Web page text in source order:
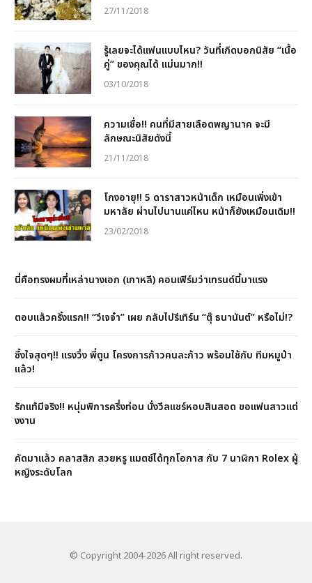
27/11/2018
รู้เลยจะได้แฟนแบบไหน? วันที่เกิดบอกนิสัย “เนื้อ
คู่” ของคุณได้ แม่นมาก!!
03/10/2018
ความเชื่อ!! คนที่มีสายเลือดพญานาค จะมี
ลักษณะนิสัยดังนี้
21/11/2018
โกงอายุ!! 5 ดาราสาวหน้าเด็ก เหมือนเพิ่งเข้า
มหาลัย ผ่านไปนานแค่ไหน หน้าก็ยังเหมือนเดิม!!
23/02/2018
นี่คือทรงผมที่เหล่านางเอก (เกาหลี) คอนเฟิร์มว่าเทรนด์นี้มาแรง
ตอบแล้วครั้งแรก!! “วีเจจ๋า” เผย กลับไปรีเทิร์น “ตุ๊ ธนานันต์” หรือไม่!?
ซึ้งใจสุดๆ!! แรงวิ่ง พี่ตูน โครงการก้าวคนละก้าว พร้อมใช้กับ ทีมหมูป่า
แล้ว!
รักแท้มีจริง!! หนุ่มพิการครึ่งท่อน นั่งวีลเเชร์หอบสินสอด ขอเเฟนสาวเเต่
งงาน
คัดมาแล้ว คลาสสิก สวยหรู แมตช์ได้ทุกโอกาส กับ 7 นาฬิกา Rolex ผู้
หญิงระดับโลก
© Copyright 2004-2026 All right reserved.